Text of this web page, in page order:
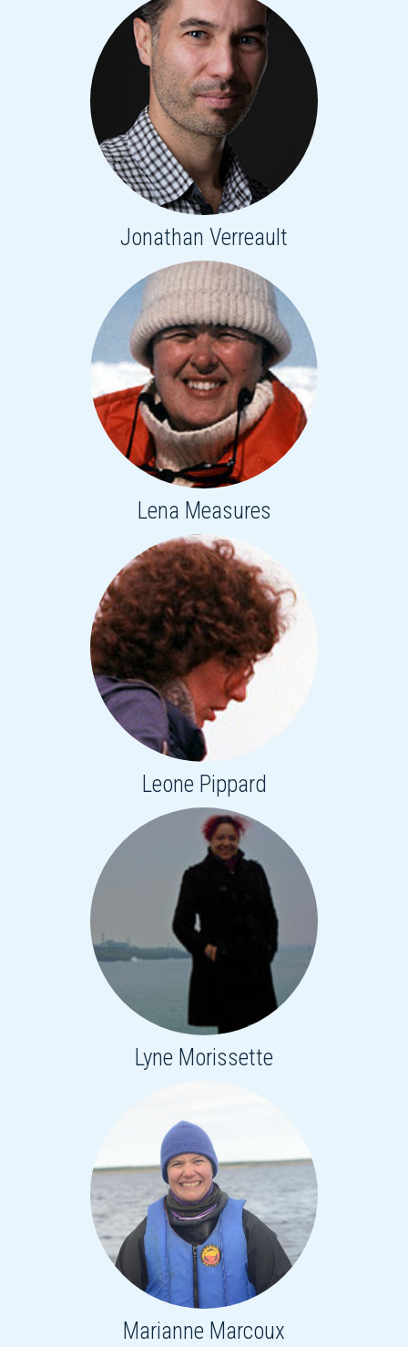
Jonathan Verreault
Lena Measures
Leone Pippard
Lyne Morissette
Marianne Marcoux